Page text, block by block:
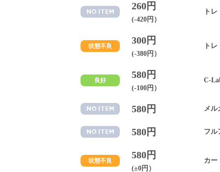
NO ITEM
260円
(-420円）
ト
状態不良
300円
(-380円）
ト
良好
580円
(-100円）
C-
NO ITEM 580円 メ
NO ITEM 580円 フル
状態不良
580円
(±0円）
カー